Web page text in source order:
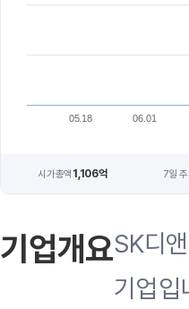
05.18 06.01
시가총액 1,106억 7일
기업개요SK디
기업입